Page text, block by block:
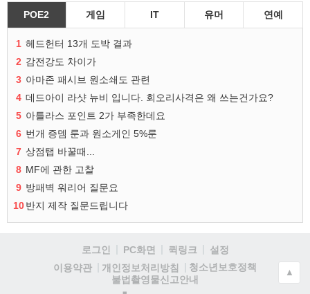
POE2 게임 IT 유머 연예
1 헤드헌터 13개 도박 결과
2 감전강도 차이가
3 아마존 패시브 원소쇄도 관련
4 데드아이 라샷 뉴비 입니다. 회오리사격은 왜 쓰는건가요?
5 아틀라스 포인트 2가 부족한데요
6 번개 증뎀 룬과 원소게인 5%룬
7 상점탭 바꿀때...
8 MF에 관한 고찰
9 방패벽 워리어 질문요
10반지 제작 질문드립니다
로그인 PC화면 퀵링크
설정
이용약관
개인정보처리방침
청소년보호정책
불법촬영물신고안내
▲